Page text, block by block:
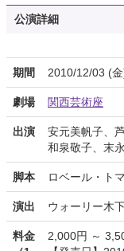
公演詳細
期間 2010/12/03 (
劇場 関西芸術座
出演
安元美帆子、
和泉敬子、末
脚本 ロベール・トマ
演出 ウォーリー木
料金
2,000円 ～